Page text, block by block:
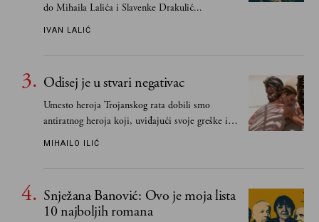
do Mihaila Lalića i Slavenke Drakulić...
IVAN LALIĆ
Odisej je u stvari negativac
Umesto heroja Trojanskog rata dobili smo
antiratnog heroja koji, uviđajući svoje greške i
učeći na njima, shvata da postoje stvari koje su
MIHAILO ILIĆ
Snježana Banović: Ovo je moja lista
10 najboljih romana